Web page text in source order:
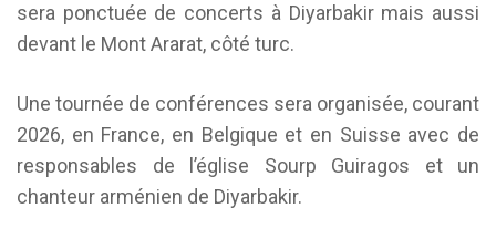
sera ponctuée de concerts à Diyarbakir mais aussi
devant le Mont Ararat, côté turc.
Une tournée de conférences sera organisée, courant
2026, en France, en Belgique et en Suisse avec de
responsables de l’église Sourp Guiragos et un
chanteur arménien de Diyarbakir.